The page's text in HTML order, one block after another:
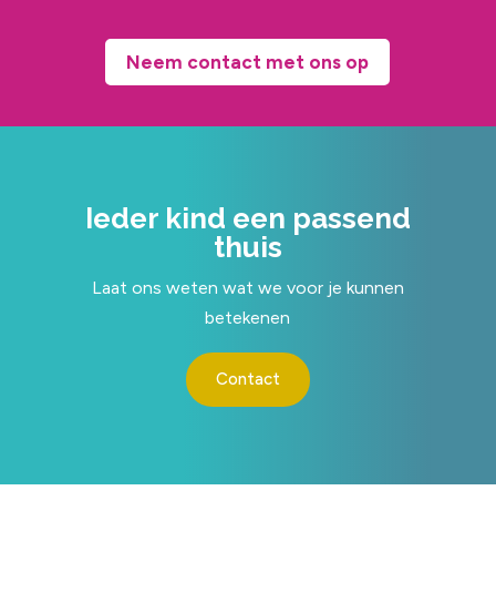
Neem contact met ons op
Ieder kind een passend
thuis
Laat ons weten wat we voor je kunnen
betekenen
Contact